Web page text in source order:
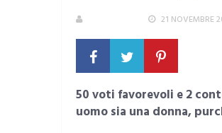
21 NOVEMBRE
50 voti favorevoli e 2
uomo sia una donna,